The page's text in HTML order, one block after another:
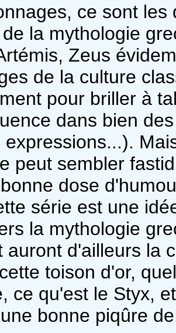
ce sont
la mythologie
Zeus
de la culture
pour briller à
dans bien
expressions...).
peut sembler
dose
série est une
la mythologie
auront d'ailleurs la
toison d'or,
ce qu'est le Styx,
bonne piqûre